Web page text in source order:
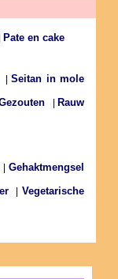
Pate en cake
Seitan in mole
Rauw
Gehaktmengsel
|Vegetarische